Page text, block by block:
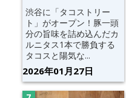
渋谷に「タコストリー
ト」がオープン！豚一頭
分の旨味を詰め込んだカ
ルニタス1本で勝負する
タコスと陽気な...
2026年01月27日